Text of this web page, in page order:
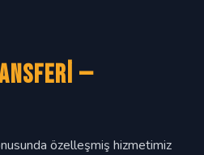
—
özelleşmiş hizmetimiz